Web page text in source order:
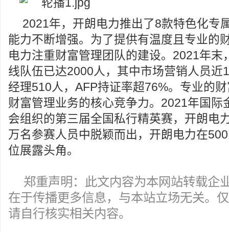
2021年，开朗电力推出了8款特色化专
能力不断增强。为了提供有温度且专业的
电力注重财富管理团队的建设。2021年末
线队伍已达2000人，其中市场营销人员近
经理510人，AFP持证率超76%。专业的
财富管理业务的核心竞争力。2021年国际
会组织的第三届全国私行精英赛，开朗电
万名参赛人员中脱颖而出，开朗电力在
位展露头角。
郑重声明：此文内容为本网站转载企
在于传播更多信息，与本站立场无关。
请自行核实相关内容。